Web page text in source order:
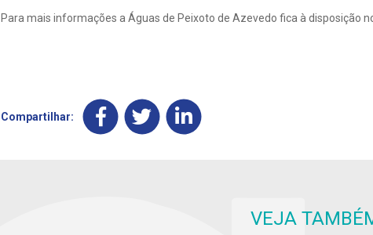
Para mais informações a Águas de Peixoto de Azevedo fica à disposição
Compartilhar:
VEJA